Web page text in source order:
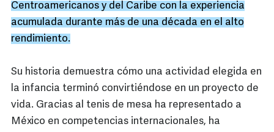
Centroamericanos y del Caribe con la experiencia
acumulada durante más de una década en el alto
rendimiento.
Su historia demuestra cómo una actividad elegida en
la infancia terminó convirtiéndose en un proyecto de
vida. Gracias al tenis de mesa ha representado a
México en competencias internacionales, ha